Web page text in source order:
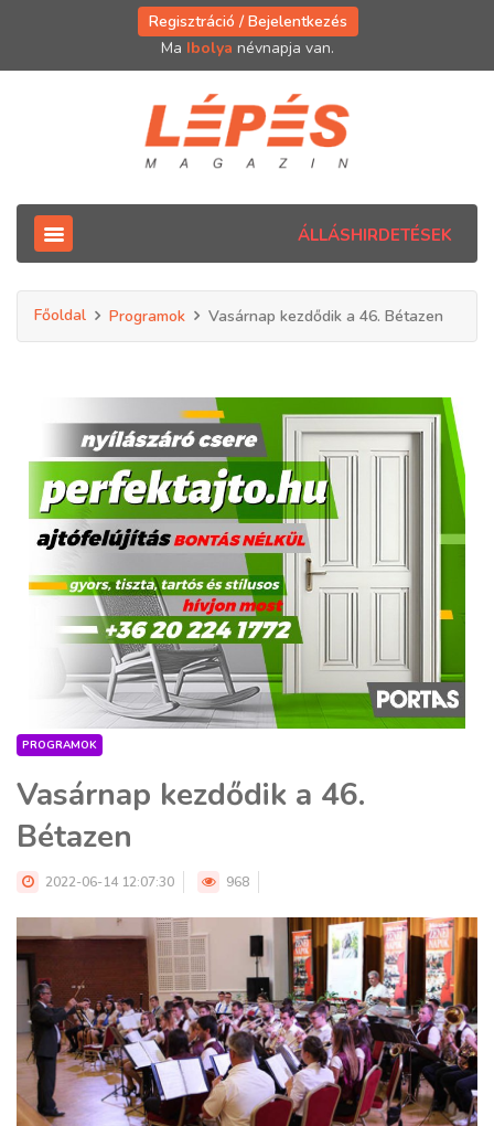
Regisztráció / Bejelentkezés
Ma Ibolya névnapja van.
ÁLLÁSHIRDETÉSEK
Főoldal Programok Vasárnap kezdődik a 46. Bétazen
PROGRAMOK
Vasárnap kezdődik a 46.
Bétazen
2022-06-14 12:07:30 968